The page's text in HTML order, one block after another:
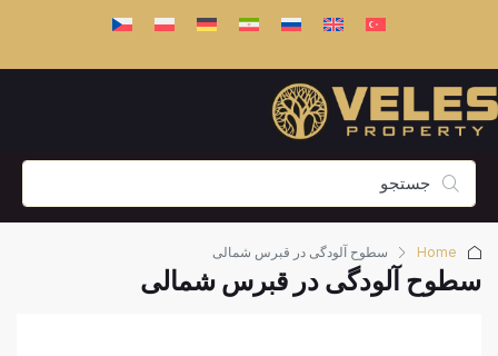
Home سطوح آلودگی در قبرس شمالی
سطوح آلودگی در قبرس شمالی